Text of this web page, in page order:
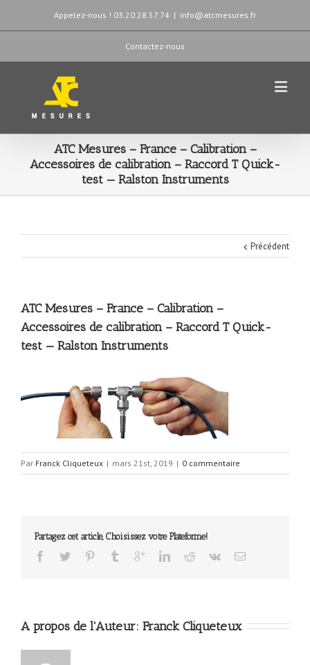
Appelez-nous ! 03.20.28.57.74 | info@atcmesures.fr
Contactez-nous
ATC Mesures – France – Calibration –
Accessoires de calibration – Raccord T Quick-
test — Ralston Instruments
Précédent
ATC Mesures – France – Calibration –
Accessoires de calibration – Raccord T Quick-
test — Ralston Instruments
Par Franck Cliqueteux | mars 21st, 2019 | 0 commentaire
Partagez cet article, Choisissez votre Plateforme!
A propos de l'Auteur: Franck Cliqueteux